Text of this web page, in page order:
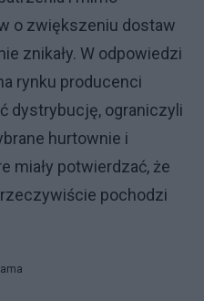
o zwiększeniu dostaw
znikały. W odpowiedzi
rynku producenci
dystrybucję, ograniczyli
hurtownie i
miały potwierdzać, że
pochodzi